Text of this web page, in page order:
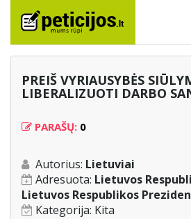
PREIŠ VYRIAUSYBĖS
LIBERALIZUOTI DARBO
PARAŠŲ: 0
Autorius: Lietuviai
Adresuota: Lietuvos
Lietuvos Respublikos
Kategorija: Kita